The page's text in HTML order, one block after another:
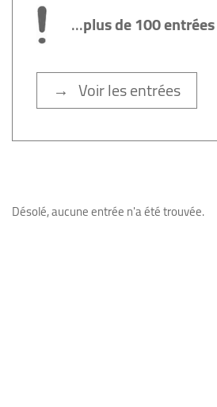
...plus de 100 entrées
→ Voir les entrées
Désolé, aucune entrée n'a été trouvée.